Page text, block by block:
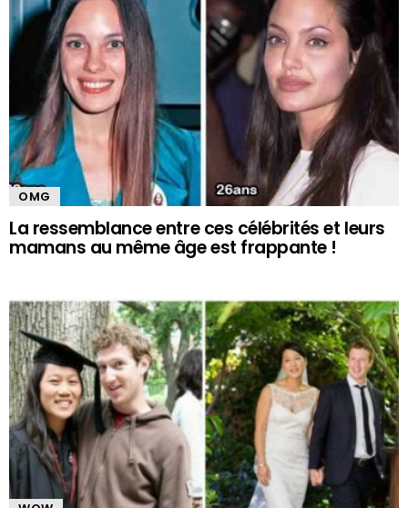
OMG
La ressemblance entre ces célébrités et leurs
mamans au même âge est frappante !